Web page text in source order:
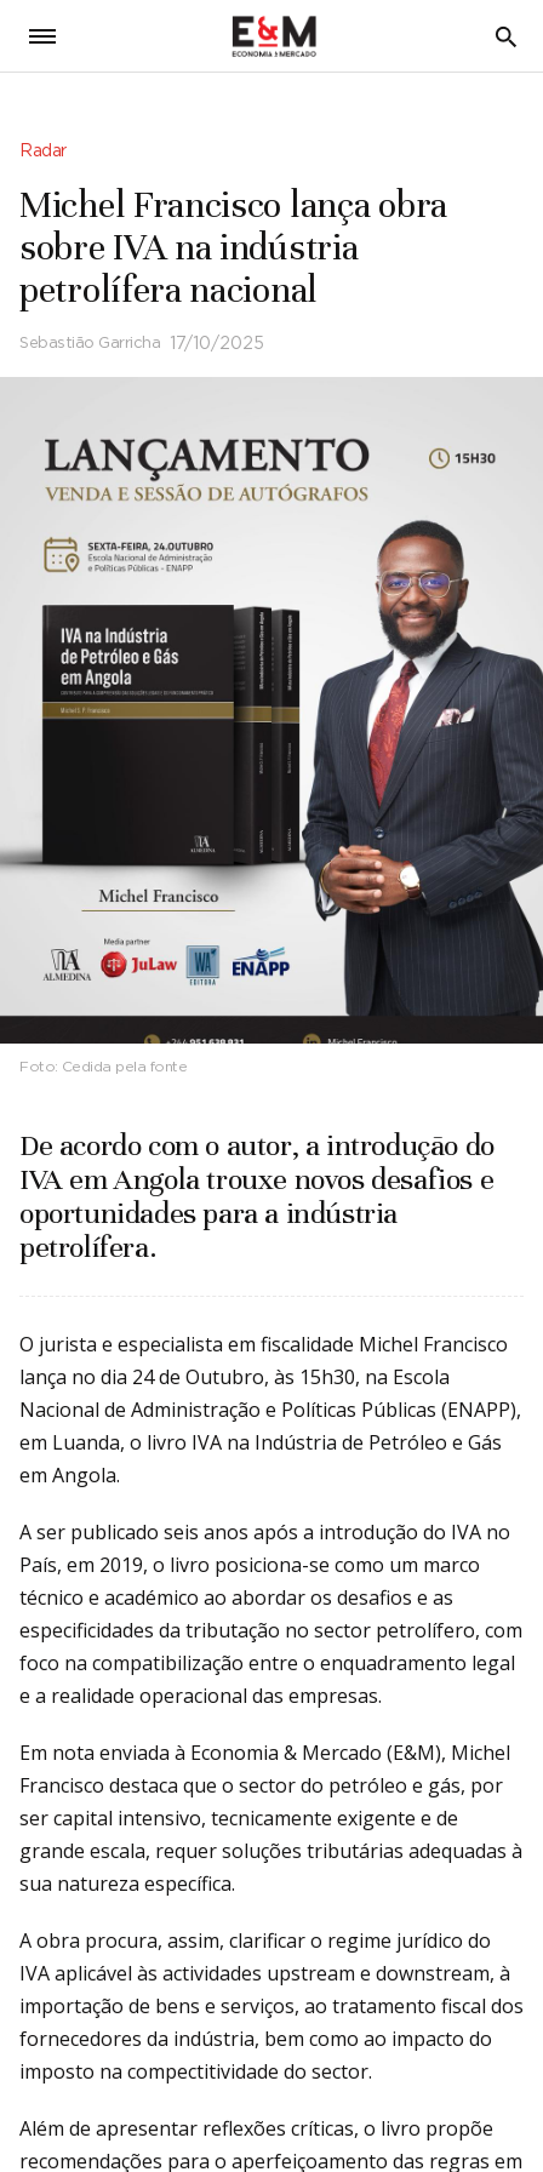
5
Radar
Michel Francisco lança obra
sobre IVA na indústria
petrolífera nacional
Sebastião Garricha 17/10/2025
Foto: Cedida pela fonte
De acordo com o autor, a introdução do
IVA em Angola trouxe novos desafios e
oportunidades para a indústria
petrolífera.
O jurista e especialista em fiscalidade Michel Francisco
lança no dia 24 de Outubro, às 15h30, na Escola
Nacional de Administração e Políticas Públicas (ENAPP),
em Luanda, o livro IVA na Indústria de Petróleo e Gás
em Angola.
A ser publicado seis anos após a introdução do IVA no
País, em 2019, o livro posiciona-se como um marco
técnico e académico ao abordar os desafios e as
especificidades da tributação no sector petrolífero, com
foco na compatibilização entre o enquadramento legal
e a realidade operacional das empresas.
Em nota enviada à Economia & Mercado (E&M), Michel
Francisco destaca que o sector do petróleo e gás, por
ser capital intensivo, tecnicamente exigente e de
grande escala, requer soluções tributárias adequadas à
sua natureza específica.
A obra procura, assim, clarificar o regime jurídico do
IVA aplicável às actividades upstream e downstream, à
importação de bens e serviços, ao tratamento fiscal dos
fornecedores da indústria, bem como ao impacto do
imposto na compectitividade do sector.
Além de apresentar reflexões críticas, o livro propõe
recomendações para o aperfeiçoamento das regras em